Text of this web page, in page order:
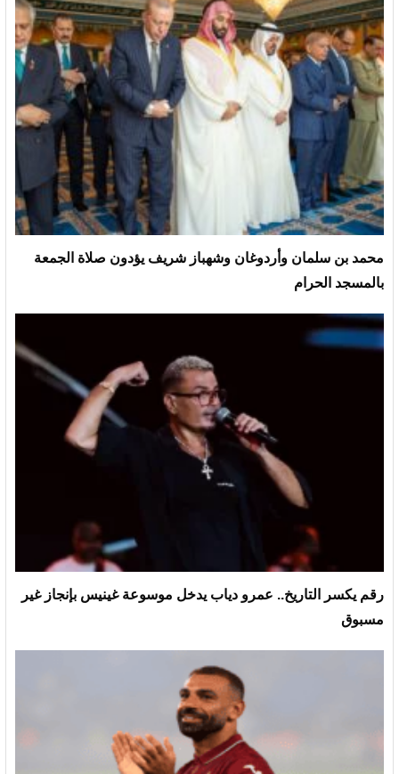
محمد بن سلمان وأردوغان وشهباز شريف يؤدون صلاة الجمعة
بالمسجد الحرام
رقم يكسر التاريخ.. عمرو دياب يدخل موسوعة غينيس بإنجاز غير
مسبوق